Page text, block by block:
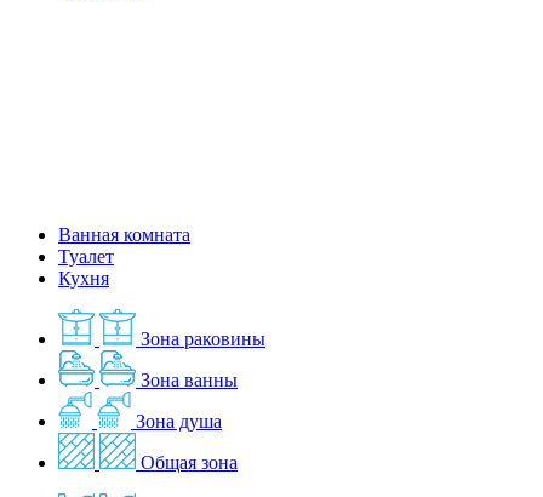
Ванная комната
Туалет
Кухня
Зона раковины
Зона ванны
Зона душа
Общая зона